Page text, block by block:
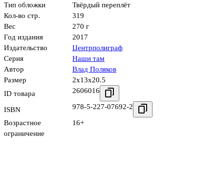
Тип обложки
Твёрдый переплёт
Кол-во стр.
319
Вес
270 г
Год издания
2017
Издательство
Центрполиграф
Серия
Наши там
Автор
Влад Поляков
Размер
2x13x20.5
ID товара
2606016
ISBN 978-5-227-07692-2
Возрастное
ограничение
16+